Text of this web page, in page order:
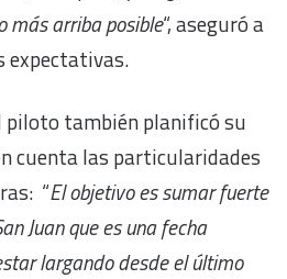
más arriba posible“, aseguró a
expectativas.
piloto también planificó su
cuenta las particularidades
“El objetivo es sumar fuerte
Juan que es una fecha
largando desde el último